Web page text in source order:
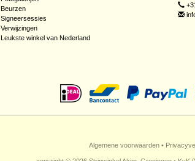
Beurzen
Signeersessies
Verwijzingen
Leukste winkel van Nederland
Algemene voorwaarden •